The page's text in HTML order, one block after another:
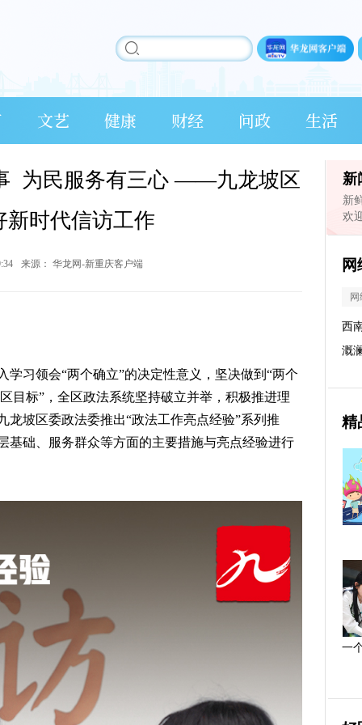
文艺 健康 财经 问政 生活
为民服务有三心 ——九龙坡区
新时代信访工作
来源： 华龙网-新重庆客户端
学习领会“两个确立”的决定性意义，坚决做到“两个
目标”，全区政法系统坚持破立并举，积极推进理
龙坡区委政法委推出“政法工作亮点经验”系列推
基础、服务群众等方面的主要措施与亮点经验进行
新
新
欢
网
西
溉
精
一